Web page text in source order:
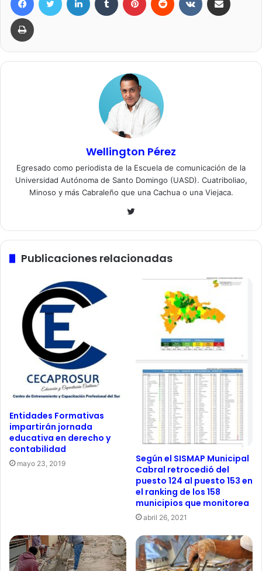
Imprimir
Wellington Pérez
Egresado como periodista de la Escuela de comunicación de la
Universidad Autónoma de Santo Domingo (UASD). Cuatriboliao,
Minoso y más Cabraleño que una Cachua o una Viejaca.
Twitter
Publicaciones relacionadas
Entidades Formativas
impartirán jornada
educativa en derecho y
contabilidad
mayo 23, 2019
Según el SISMAP Municipal
Cabral retrocedió del
puesto 124 al puesto 153 en
el ranking de los 158
municipios que monitorea
abril 26, 2021